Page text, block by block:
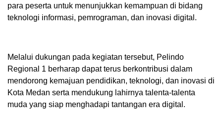
para peserta untuk menunjukkan kemampuan di bidang
teknologi informasi, pemrograman, dan inovasi digital.
Melalui dukungan pada kegiatan tersebut, Pelindo
Regional 1 berharap dapat terus berkontribusi dalam
mendorong kemajuan pendidikan, teknologi, dan inovasi di
Kota Medan serta mendukung lahirnya talenta-talenta
muda yang siap menghadapi tantangan era digital.